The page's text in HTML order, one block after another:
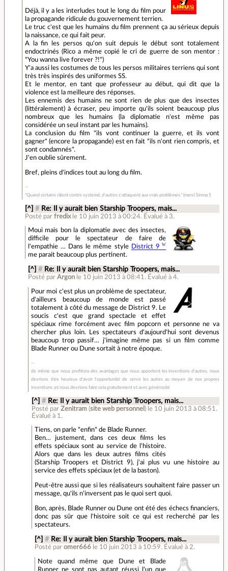
Déjà, il y a les interludes tout le long du film pour
la propagande ridicule du gouvernement terrien.
Le truc c'est que les humains du film prennent ça au sérieux depuis
la naissance, ce qui fait peur.
A la fin les persos qu'on suit depuis le début sont totalement
endoctrinés (Rico a même copié le cri de guerre de son mentor :
"You wanna live forever ?!")
Y'a aussi les costumes de tous les persos militaires terriens qui sont
très très inspirés des uniformes SS.
Et le mentor, en tant que professeur au début, qui dit que la
violence est la meilleure des réponses.
Les ennemis des humains ne sont rien de plus que des insectes
(littéralement) à écraser, peu importe qu'ils soient beaucoup plus
nombreux que les humains (la diplomatie n'est même pas
considérée un seul instant par les humains).
La conclusion du film "ils vont continuer la guerre, et ils vont
gagner" (encore la propagande) est en fait "ils n'ont rien compris, et
sont condamnés".
J'en oublie sûrement.
Bref, pleins d'indices tout au long du film.
"Quand certains râlent contre systemd, d'autres s'attaquent aux vrais problèmes." (merci Sinma !)
[^] # Re: Il y aurait bien Starship Troopers, mais...
Posté par fredix le 10 juin 2013 à 00:24. Évalué à 3.
Moui mais bon la diplomatie avec des insectes,
difficile pour le spectateur de faire de
l'empathie … Dans le même style
District 9
me parait beaucoup plus pertinent.
[^] # Re: Il y aurait bien Starship Troopers, mais...
Posté parArgon le 10 juin 2013 à 08:41 . Évalué à4.
Pour moi c'est plus un problème de spectateur,
d'ailleurs beaucoup de monde est passé
totalement à côté du message de District 9. Le
soucis c'est que grand spectacle et effet
spéciaux rime forcément avec film popcorn et personne ne va
chercher plus loin. Les spectateurs d'aujourd'hui sont devenus
beaucoup trop passif… j'imagine même pas si un film comme
Blade Runner ou Dune sortait à notre époque.
de même que nous profitons des avantages que nous apportent les inventions d'autres, nous
devrions être heureux d'avoir l'opportunité de servir les autres au moyen de nos propres
inventions ;et nous devrions faire cela gratuitement et avec générosité
[^] # Re: Il y aurait bien Starship Troopers, mais...
Posté par Zenitram(site web personnel ) le 10 juin 2013 à 08:51 .
Évalué à 1 .
Tiens, on parle "enfin" de Blade Runner.
Ben… justement, dans ces deux films les
effets spéciaux sont au service de l'histoire.
Alors que dans les deux autres films cités
(Starship Troopers et District 9), j'ai plus vu une histoire au
service des effets spéciaux (et de la baston).
Peut-être aussi que si les réalisateurs souhaitent faire passer un
message, qu'ils n'inversent pas le quoi sert quoi.
Bon, après, Blade Runner ou Dune ont été des échecs financiers,
donc pas sûr que l'histoire soit ce qui est recherché par les
spectateurs.
[^] # Re: Il y aurait bien Starship Troopers, mais...
Posté paromer666 le 10 juin 2013 à 10:59. Évalué à 2.
Note quand même que Dune et Blade
Runner ne sont pas autant réussi l'un que